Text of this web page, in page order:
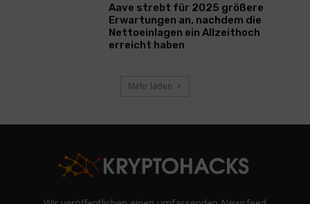
Aave strebt für 2025 größere
Erwartungen an, nachdem die
Nettoeinlagen ein Allzeithoch
erreicht haben
Mehr laden